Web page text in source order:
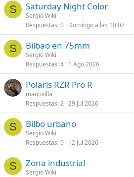
S Saturday Night Color
Sergio Wiki
Respuestas 0 Domingo a las 10:07
S Bilbao en 75mm
Sergio Wiki
Respuestas 4 1 Ago 2026
Polaris RZR Pro R
manuvilla
Respuestas 2 29 Jul 2026
S Bilbo urbano
Sergio Wiki
Respuestas 0 12 Jul 2026
S Zona industrial
Sergio Wiki